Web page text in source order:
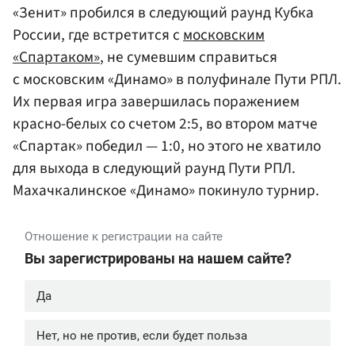
«Зенит» пробился в следующий раунд Кубка
России, где встретится смосковским
«Спартаком», не сумевшим справиться
с московским «Динамо» в полуфинале Пути РПЛ.
Их первая игра завершилась поражением
красно-белых со счетом 2:5, во втором матче
«Спартак» победил — 1:0, но этого не хватило
для выхода в следующий раунд Пути РПЛ.
Махачкалинское «Динамо» покинуло турнир.